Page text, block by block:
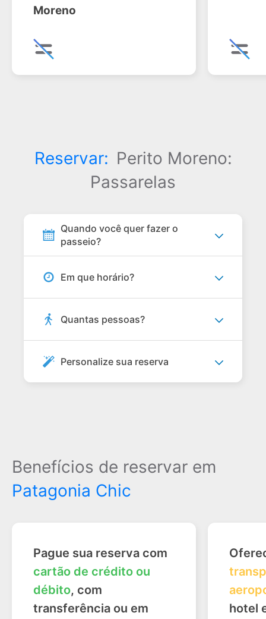
Moreno
Reservar: Perito Moreno:
Passarelas
Quando você quer fazer o
passeio?
Em que horário?
Quantas pessoas?
Personalize sua reserva
Benefícios de reservar em
Patagonia Chic
Pague sua reserva com
cartão de crédito ou
débito, com
transferência ou em
hotel